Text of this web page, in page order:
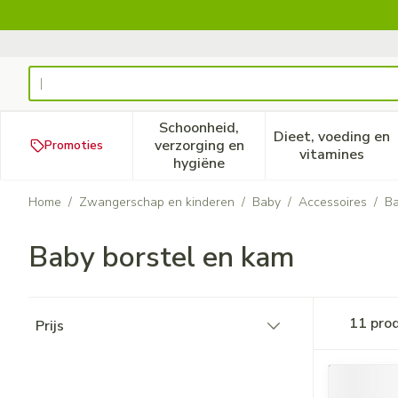
Product, merk, categorie...
Promoties
Schoonheid,
verzorging en
hygiëne
Toon submenu voor
Dieet, voeding en
vitamines
Toon
Home / Zwangerschap en kinderen / Baby / Accessoires /
Baby borstel en kam
Prijs
11